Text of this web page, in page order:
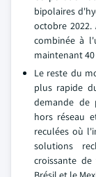
bipolaires
octobre 2022.
combinée à
maintenant
Le reste du
plus rapide
demande de
hors réseau
reculées où
solutions
croissante